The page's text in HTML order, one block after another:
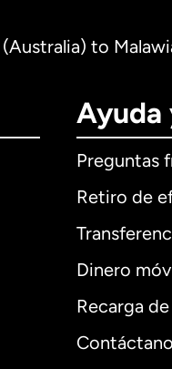
to
Ayuda
Preguntas
Retiro de
Dinero
Recarga